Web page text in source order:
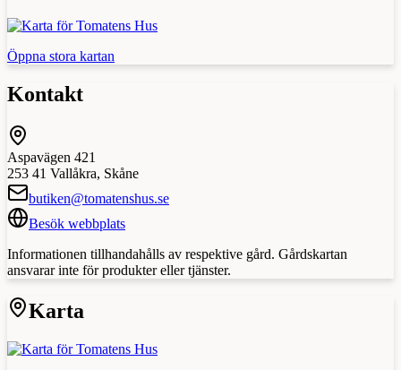
Öppna stora kartan
Kontakt
Aspavägen 421
253 41 Vallåkra, Skåne
butiken@tomatenshus.se
Besök webbplats
Informationen tillhandahålls av respektive gård. Gårdskartan
ansvarar inte för produkter eller tjänster.
Karta